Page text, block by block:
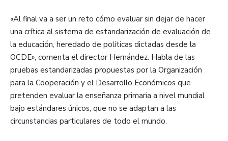
«Al final va a ser un reto cómo evaluar sin dejar de hacer
una crítica al sistema de estandarización de evaluación de
la educación, heredado de políticas dictadas desde la
OCDE», comenta el director Hernández. Habla de las
pruebas estandarizadas propuestas por la Organización
para la Cooperación y el Desarrollo Económicos que
pretenden evaluar la enseñanza primaria a nivel mundial
bajo estándares únicos, que no se adaptan a las
circunstancias particulares de todo el mundo.